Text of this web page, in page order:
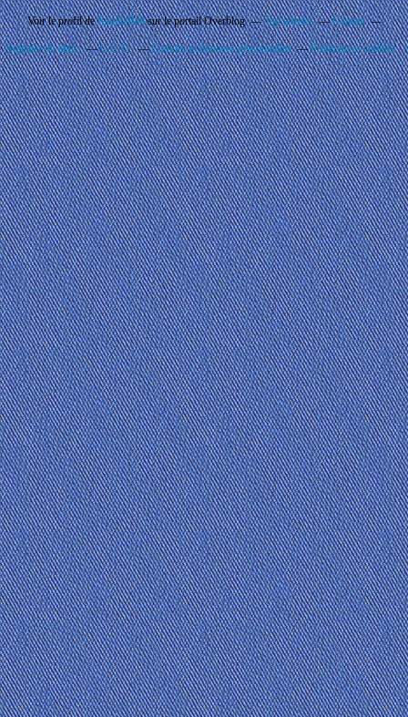
Voir le profil deRando'Ballsur le portail Overblog Top articles Contact
Signaler un abus C.G.U. Cookies et données personnelles Préférences cookies